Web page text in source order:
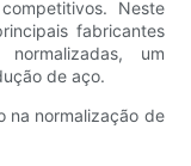
Neste
fabricantes
um
de aço.
na normalização de